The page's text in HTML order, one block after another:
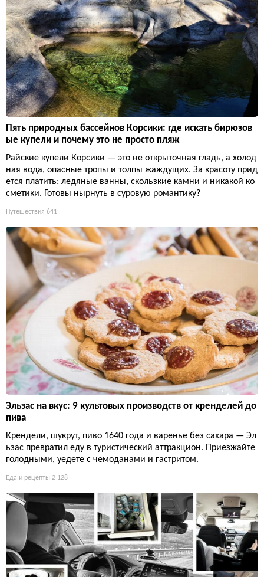
Пять природных бассейнов Корсики: где искать бирюзов
ые купели и почему это не просто пляж
Райские купели Корсики — это не открыточная гладь, а холод
ная вода, опасные тропы и толпы жаждущих. За красоту прид
ется платить: ледяные ванны, скользкие камни и никакой ко
сметики. Готовы нырнуть в суровую романтику?
Путешествия 641
Эльзас на вкус: 9 культовых производств от кренделей до
пива
Крендели, шукрут, пиво 1640 года и варенье без сахара — Эл
ьзас превратил еду в туристический аттракцион. Приезжайте
голодными, уедете с чемоданами и гастритом.
Еда и рецепты 2 128